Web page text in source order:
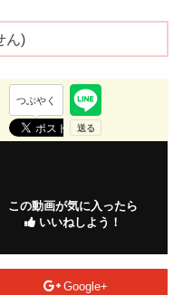
ん)
つぶやく
この動画が気に入ったら
いいねしよう！
Google+